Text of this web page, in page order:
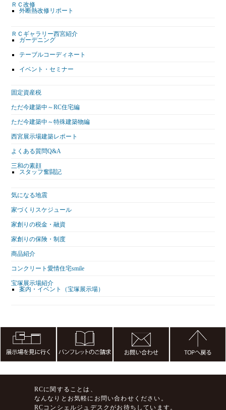
ＲＣ改修
外断熱改修リポート
ＲＣギャラリー西宮紹介
ガーデニング
テーブルコーディネート
イベント・セミナー
固定資産税
ただ今建築中～RC住宅編
ただ今建築中～特殊建築物編
西宮展示場建築レポート
よくある質問Q&A
三和の素顔
スタッフ奮闘記
気になる地震
家づくりスケジュール
家創りの税金・融資
家創りの保険・制度
商品紹介
コンクリート愛情住宅smile
宝塚展示場紹介
案内・イベント（宝塚展示場）
RCに関することは、
なんなりとお気軽にお問い合わせください。
RCコンシェルジュデスクがお待ちしています。